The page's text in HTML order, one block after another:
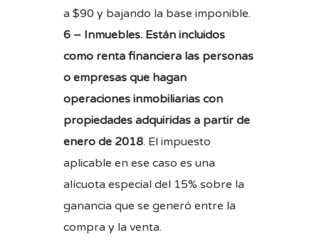
a $90 y bajando la base imponible.
6 – Inmuebles. Están incluidos
como renta financiera las personas
o empresas que hagan
operaciones inmobiliarias con
propiedades adquiridas a partir de
enero de 2018. El impuesto
aplicable en ese caso es una
alícuota especial del 15% sobre la
ganancia que se generó entre la
compra y la venta.